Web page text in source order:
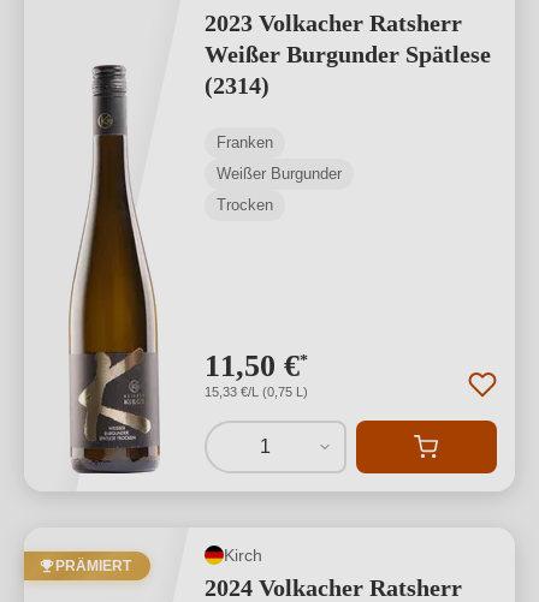
2023 Volkacher Ratsherr
Weißer Burgunder Spätlese
(2314)
Franken
Weißer Burgunder
Trocken
11,50 €*
15,33 €/L (0,75 L)
1
PRÄMIERT
Kirch
2024 Volkacher Ratsherr